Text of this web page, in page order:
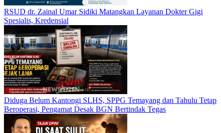
RSUD dr. Zainal Umar Sidiki Matangkan Layanan Dokter Gigi
Spesialis, Kredensial
Diduga Belum Kantongi SLHS, SPPG Temayang dan Tahulu Tetap
Beroperasi, Pengamat Desak BGN Bertindak Tegas